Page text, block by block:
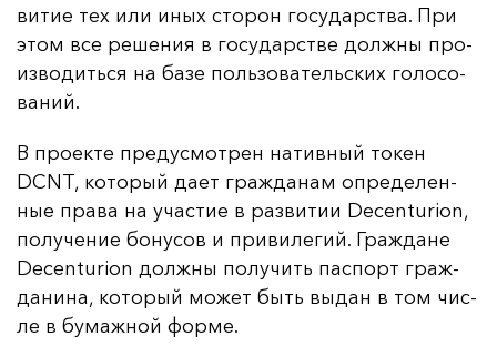
ви­тие тех или иных сто­рон го­су­дарс­тва. При
этом все ре­ше­ния в го­су­дарс­тве дол­жны про­
из­во­дить­ся на ба­зе поль­зо­ва­тель­ских го­ло­со­
ва­ний.
В про­ек­те пре­дус­мот­рен на­тив­ный то­кен
DCNT, ко­то­рый да­ет граж­да­нам оп­ре­де­лен­
ные пра­ва на учас­тие в раз­ви­тии Decenturion,
по­лу­че­ние бо­ну­сов и при­ви­ле­гий. Граж­да­не
Decenturion дол­жны по­лу­чить пас­порт граж­
да­ни­на, ко­то­рый мо­жет быть вы­дан в том чис­
ле в бу­маж­ной фор­ме.